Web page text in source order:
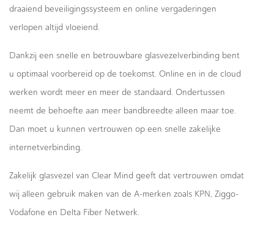
draaiend beveiligingssysteem en online vergaderingen
verlopen altijd vloeiend.
Dankzij een snelle en betrouwbare glasvezelverbinding bent
u optimaal voorbereid op de toekomst. Online en in de cloud
werken wordt meer en meer de standaard. Ondertussen
neemt de behoefte aan meer bandbreedte alleen maar toe.
Dan moet u kunnen vertrouwen op een snelle zakelijke
internetverbinding.
Zakelijk glasvezel van Clear Mind geeft dat vertrouwen omdat
wij alleen gebruik maken van de A-merken zoals KPN, Ziggo-
Vodafone en Delta Fiber Netwerk.